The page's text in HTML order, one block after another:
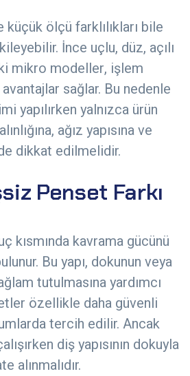
ölçü farklılıkları bile
İnce uçlu, düz, açılı
mikro modeller, işlem
sağlar. Bu nedenle
yapılırken yalnızca ürün
ağız yapısına ve
dikkat edilmelidir.
Penset Farkı
kısmında kavrama gücünü
Bu yapı, dokunun veya
tutulmasına yardımcı
özellikle daha güvenli
tercih edilir. Ancak
diş yapısının dokuyla
alınmalıdır.